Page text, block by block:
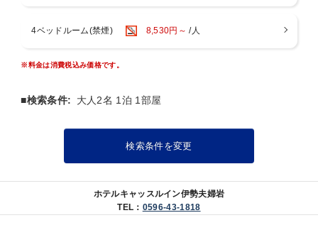
電子レンジ/マンガコーナー
【添寝のお子様(未就学児のみ)】
・電車 ：伊勢市駅より無料送迎約25分
二見浦駅より徒歩約10分
【周辺観光地への車でのアクセス】
・伊勢神宮(内宮)まで約15分
・伊勢神宮(外宮)まで約20分
4ベッドルーム(禁煙) 8,530円～ /人
※料金は消費税込み価格です。
■検索条件: 大人2名 1泊 1部屋
検索条件を変更
ホテルキャッスルイン伊勢夫婦岩
TEL： 0596-43-1818